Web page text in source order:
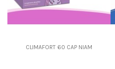
CLIMAFORT 60 CAP NIAM